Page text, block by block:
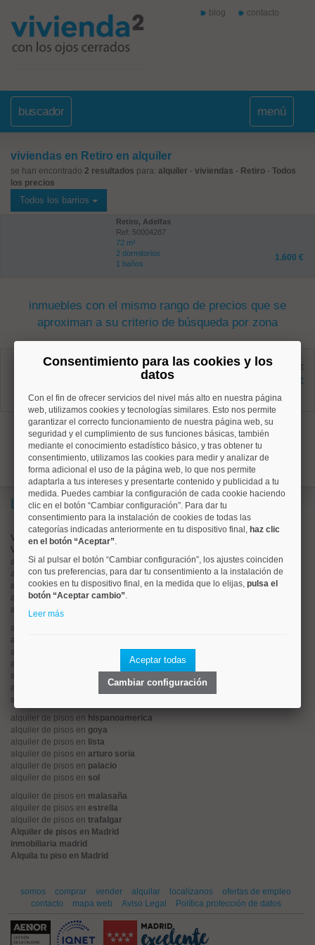
blog contacto
buscador menú
viviendas en Retiro en alquiler
se han encontrado 2 resultados para: alquiler - viviendas - Retiro - Todos
los precios
Todos los barrios
Retiro, Adelfas
Ref: 50004287
72 m²
2 dormitorios
1 baños
1.600 €
inmuebles con el mismo rango de precios que se
aproximan a su criterio de búsqueda por zona
Salamanca, Guindalera
Ref: 50004673
1 baños
antes 1.395 €
1.300 €
1
Lo más buscado
Valorar vivienda online
Vender piso
alquiler de pisos encentro
alquiler de pisos enchamartín
alquiler de pisos enchamberí
alquiler de pisos enciudad lineal
alquiler de pisos en
alquiler de pisos en
alquiler de pisos en
alquiler de pisos en
rios rosas
alquiler de pisos en
alquiler de pisos en
alquiler de pisos en
el viso
alquiler de pisos en
alquiler de pisos en hispanoamerica
alquiler de pisos en goya
alquiler de pisos en lista
alquiler de pisos en arturo soria
alquiler de pisos en palacio
alquiler de pisos en sol
alquiler de pisos en malasaña
alquiler de pisos en estrella
alquiler de pisos en trafalgar
Alquiler de pisos en Madrid
inmobiliaria madrid
Alquila tu piso en Madrid
somos comprar vender alquilar localízanos
ofertas de empleo
contacto
mapa web Aviso Legal Política protección de datos
Consentimiento para las cookies y los
datos
Con el fin de ofrecer servicios del nivel más alto en nuestra página
web, utilizamos cookies y tecnologías similares. Esto nos permite
garantizar el correcto funcionamiento de nuestra página web, su
seguridad y el cumplimiento de sus funciones básicas, también
mediante el conocimiento estadístico básico, y tras obtener tu
consentimiento, utilizamos las cookies para medir y analizar de
forma adicional el uso de la página web, lo que nos permite
adaptarla a tus intereses y presentarte contenido y publicidad a tu
medida. Puedes cambiar la configuración de cada cookie haciendo
clic en el botón “Cambiar configuración”. Para dar tu
consentimiento para la instalación de cookies de todas las
categorías indicadas anteriormente en tu dispositivo final, haz clic
en el botón “Aceptar”.
Si al pulsar el botón “Cambiar configuración”, los ajustes coinciden
con tus preferencias, para dar tu consentimiento a la instalación de
cookies en tu dispositivo final, en la medida que lo elijas, pulsa el
botón “Aceptar cambio”.
Leer más
Aceptar todas
Cambiar configuración